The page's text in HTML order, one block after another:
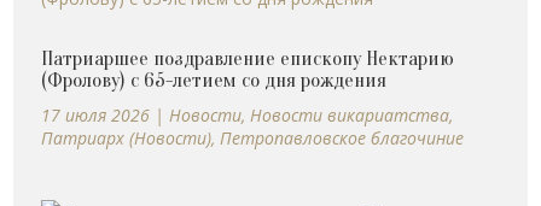
Патриаршее поздравление епископу Нектарию
(Фролову) с 65-летием со дня рождения
17 июля 2026 |Новости,Новости викариатства,
Патриарх (Новости),Петропавловское благочиние